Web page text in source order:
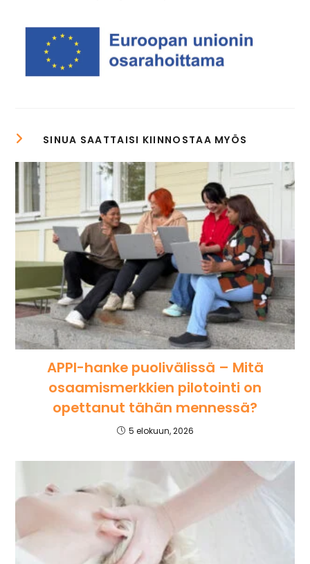
APPI-hanke puolivälissä – Mitä
osaamismerkkien pilotointi on
opettanut tähän mennessä?
5 elokuun, 2026